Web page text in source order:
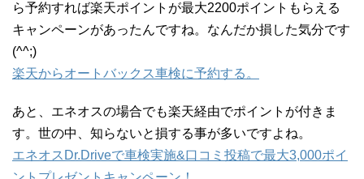
ら予約すれば楽天ポイントが最大2200ポイントもらえる
キャンペーンがあったんですね。なんだか損した気分です
(^^;)
楽天からオートバックス車検に予約する。
あと、エネオスの場合でも楽天経由でポイントが付きま
す。世の中、知らないと損する事が多いですよね。
エネオスDr.Driveで車検実施&口コミ投稿で最大3,000ポイ